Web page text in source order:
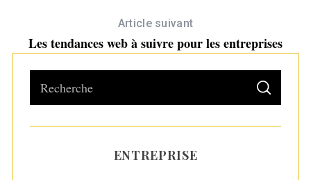
Article suivant
Les tendances web à suivre pour les entreprises
S
A
C
ENTREPRISE